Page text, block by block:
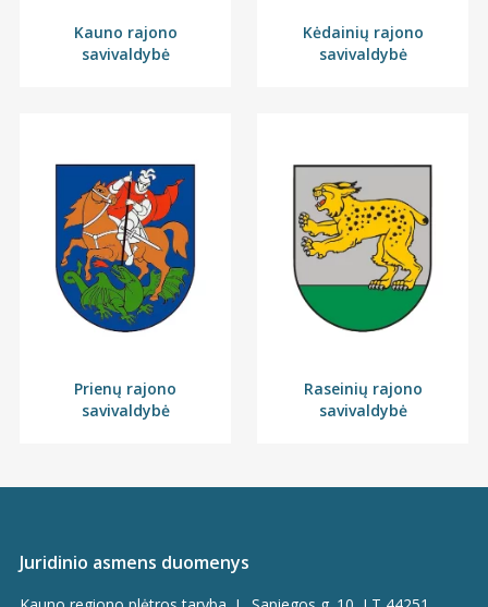
Kauno rajono
savivaldybė
Kėdainių rajono
savivaldybė
Prienų rajono
savivaldybė
Raseinių rajono
savivaldybė
Juridinio asmens duomenys